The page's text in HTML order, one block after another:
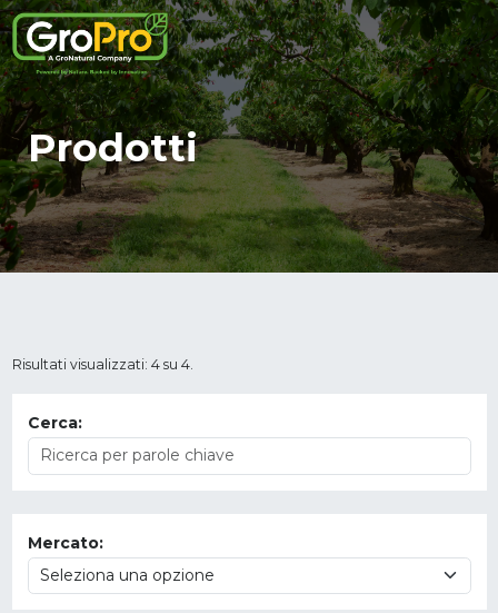
Prodotti
Risultati visualizzati: 4 su 4.
Cerca:
Mercato: